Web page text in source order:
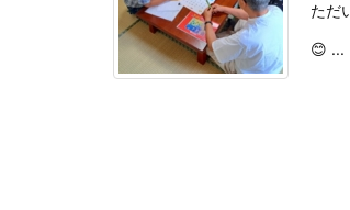
ただ
😊 ...